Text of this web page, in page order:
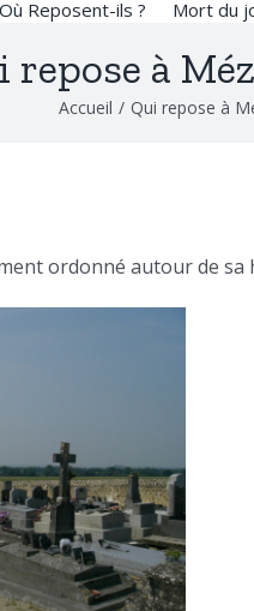
Où Reposent-ils ? Mort du
repose à
Accueil / Qui repose à
ordonné autour de sa